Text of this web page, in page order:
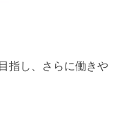
指し、さらに働きや